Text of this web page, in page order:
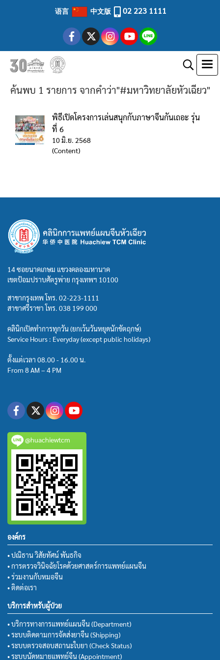
语言 中文版 02 223 1111
ค้นพบ 1 รายการ จากคำว่า"#มหาวิทยาลัยหัวเฉียว"
พิธีเปิดโครงการเล่นสนุกกับภาษาจีนกันเถอะ รุ่น
ที่ 6
10 มิ.ย. 2568
(Content)
14 ซอยนาคเกษม แขวงคลองมหานาค
เขตป้อมปราบศัตรูพ่าย กรุงเทพฯ 10100
สาขากรุงเทพ โทร. 02-223-1111
สาขาศรีราชา โทร. 038 199 000
คลินิกเปิดทำการทุกวัน (ยกเว้นวันหยุดนักขัตฤกษ์)
Service Hours : Everyday (except public holidays)
ตั้งแต่เวลา 08.00 - 16.00 น.
From 8 AM – 4 PM
@huachiewtcm
องค์กร
• ปณิธาน วิสัยทัศน์ พันธกิจ
• การตรวจวินิจฉัยโรคด้วยศาสตร์การแพทย์แผนจีน
• ร่วมงานกับหมอจีน
• ติดต่อเรา
บริการสำหรับผู้ป่วย
• บริการทางการแพทย์แผนจีน (Department)
• ระบบติดตามการจัดส่งยาจีน (Shipping)
• ระบบตรวจสอบสถานะใบยา (Check Status)
• ระบบนัดหมายแพทย์จีน (Appointment)